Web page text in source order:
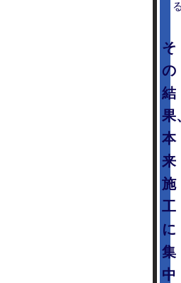
そ
の
結
果
本
来
施
工
に
集
中